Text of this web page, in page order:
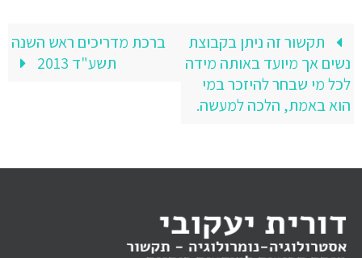
תקשור זה ניתן בקבוצת
נשים אך מיועד באותה מידה
לכל מי שבחר להיזכר במי
הוא באמת, הלכה למעשה.
ברכת מדריכים ראש השנה
תשע"ד 2013